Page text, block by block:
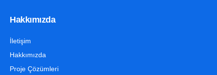
Hakkımızda
İletişim
Hakkımızda
Proje Çözümleri